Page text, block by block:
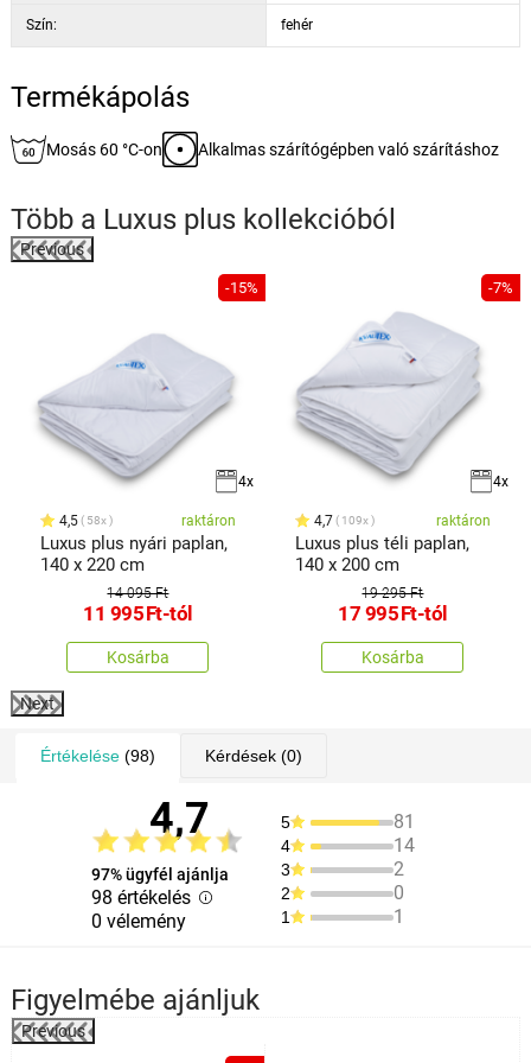
Szín: fehér
Termékápolás
Mosás 60 °C-on Alkalmas szárítógépben való szárításhoz
Több a Luxus pluskollekcióból
Previous
-15%
4x
4,5 58x raktáron
Luxus plus nyári paplan,
140 x 220 cm
14 095 Ft
11 995Ft-tól
Kosárba
-7%
4x
4,7 109x raktáron
Luxus plus téli paplan,
140 x 200 cm
19 295 Ft
17 995Ft-tól
Kosárba
Next
Értékelése(98) Kérdések(0)
4,7
97% ügyfél ajánlja
98 értékelés
0 vélemény
5 81
4 14
3 2
2 0
1 1
Figyelmébe ajánljuk
Previous